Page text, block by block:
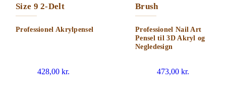
Size 9 2-Delt
Professionel Akrylpensel
428,00 kr.
Brush
Professionel Nail Art
Pensel til 3D Akryl og
Negledesign
473,00 kr.